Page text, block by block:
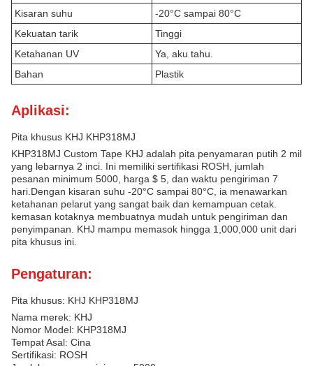
Kisaran suhu
-20°C sampai 80°C
Kekuatan tarik
Tinggi
Ketahanan UV
Ya, aku tahu.
Bahan
Plastik
Aplikasi:
Pita khusus KHJ KHP318MJ
KHP318MJ Custom Tape KHJ adalah pita penyamaran putih 2 mil
yang lebarnya 2 inci. Ini memiliki sertifikasi ROSH, jumlah
pesanan minimum 5000, harga $ 5, dan waktu pengiriman 7
hari.Dengan kisaran suhu -20°C sampai 80°C, ia menawarkan
ketahanan pelarut yang sangat baik dan kemampuan cetak.
kemasan kotaknya membuatnya mudah untuk pengiriman dan
penyimpanan. KHJ mampu memasok hingga 1,000,000 unit dari
pita khusus ini.
Pengaturan:
Pita khusus: KHJ KHP318MJ
Nama merek: KHJ
Nomor Model: KHP318MJ
Tempat Asal: Cina
Sertifikasi: ROSH